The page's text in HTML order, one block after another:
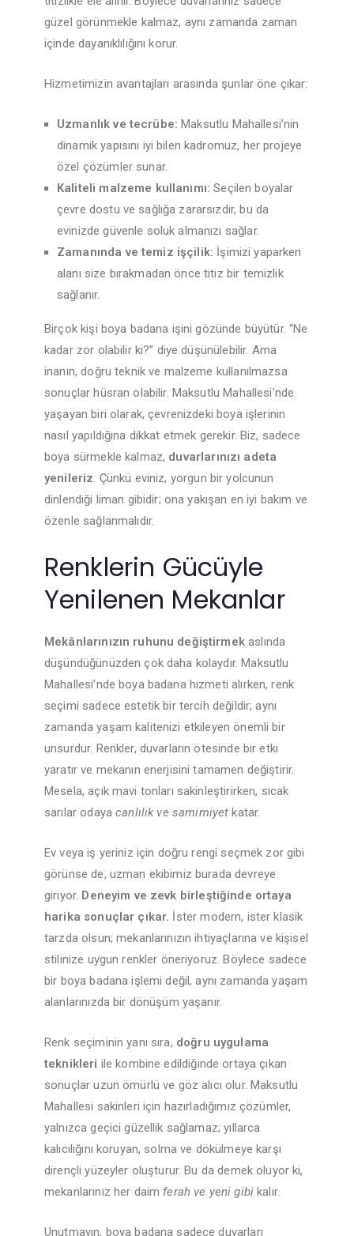
güzel görünmekle kalmaz, aynı zamanda zaman
içinde dayanıklılığını korur.
Hizmetimizin avantajları arasında şunlar öne çıkar:
Uzmanlık ve tecrübe: Maksutlu Mahallesi’nin
dinamik yapısını iyi bilen kadromuz, her projeye
özel çözümler sunar.
Kaliteli malzeme kullanımı: Seçilen boyalar
çevre dostu ve sağlığa zararsızdır, bu da
evinizde güvenle soluk almanızı sağlar.
Zamanında ve temiz işçilik: İşimizi yaparken
alanı size bırakmadan önce titiz bir temizlik
sağlanır.
Birçok kişi boya badana işini gözünde büyütür. “Ne
kadar zor olabilir ki?” diye düşünülebilir. Ama
inanın, doğru teknik ve malzeme kullanılmazsa
sonuçlar hüsran olabilir. Maksutlu Mahallesi’nde
yaşayan biri olarak, çevrenizdeki boya işlerinin
nasıl yapıldığına dikkat etmek gerekir. Biz, sadece
boya sürmekle kalmaz, duvarlarınızı adeta
yenileriz. Çünkü eviniz, yorgun bir yolcunun
dinlendiği liman gibidir; ona yakışan en iyi bakım ve
özenle sağlanmalıdır.
Renklerin Gücüyle
Yenilenen Mekanlar
Mekânlarınızın ruhunu değiştirmekaslında
düşündüğünüzden çok daha kolaydır. Maksutlu
Mahallesi’nde boya badana hizmeti alırken, renk
seçimi sadece estetik bir tercih değildir; aynı
zamanda yaşam kalitenizi etkileyen önemli bir
unsurdur. Renkler, duvarların ötesinde bir etki
yaratır ve mekanın enerjisini tamamen değiştirir.
Mesela, açık mavi tonları sakinleştirirken, sıcak
sarılar odayacanlılık ve samimiyet katar.
Ev veya iş yeriniz için doğru rengi seçmek zor gibi
görünse de, uzman ekibimiz burada devreye
giriyor. Deneyim ve zevk birleştiğinde ortaya
harika sonuçlar çıkar. İster modern, ister klasik
tarzda olsun; mekanlarınızın ihtiyaçlarına ve kişisel
stilinize uygun renkler öneriyoruz. Böylece sadece
bir boya badana işlemi değil, aynı zamanda yaşam
alanlarınızda bir dönüşüm yaşanır.
Renk seçiminin yanı sıra, doğru uygulama
teknikleri ile kombine edildiğinde ortaya çıkan
sonuçlar uzun ömürlü ve göz alıcı olur. Maksutlu
Mahallesi sakinleri için hazırladığımız çözümler,
yalnızca geçici güzellik sağlamaz; yıllarca
kalıcılığını koruyan, solma ve dökülmeye karşı
dirençli yüzeyler oluşturur. Bu da demek oluyor ki,
mekanlarınız her daim ferah ve yeni gibi kalır.
Unutmayın, boya badana sadece duvarları